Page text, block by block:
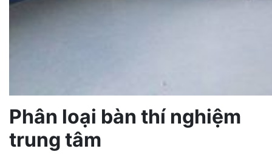
Phân loại bàn thí nghiệm
trung tâm